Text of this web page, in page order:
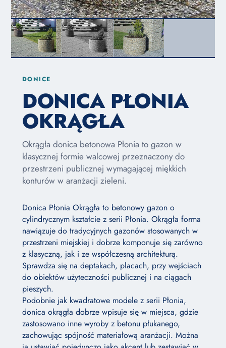
DONICE
DONICA PŁONIA
OKRĄGŁA
Okrągła donica betonowa Płonia to gazon w
klasycznej formie walcowej przeznaczony do
przestrzeni publicznej wymagającej miękkich
konturów w aranżacji zieleni.
Donica Płonia Okrągła to betonowy gazon o
cylindrycznym kształcie z serii Płonia. Okrągła forma
nawiązuje do tradycyjnych gazonów stosowanych w
przestrzeni miejskiej i dobrze komponuje się zarówno
z klasyczną, jak i ze współczesną architekturą.
Sprawdza się na deptakach, placach, przy wejściach
do obiektów użyteczności publicznej i na ciągach
pieszych.
Podobnie jak kwadratowe modele z serii Płonia,
donica okrągła dobrze wpisuje się w miejsca, gdzie
zastosowano inne wyroby z betonu płukanego,
zachowując spójność materiałową aranżacji. Można